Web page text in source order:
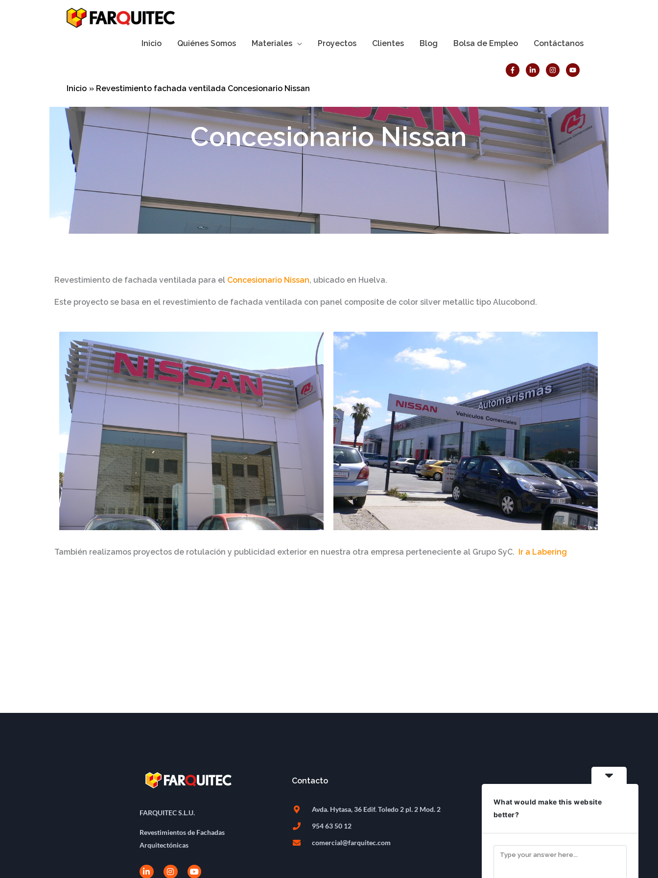
Inicio
Quiénes Somos Materiales Proyectos Clientes Blog Bolsa de Empleo Contáctanos
Inicio Revestimiento fachada ventilada Concesionario Nissan
Concesionario Nissan
Revestimiento de fachada ventilada para el Concesionario Nissan, ubicado en Huelva.
Este proyecto se basa en el revestimiento de fachada ventilada con panel composite de color silver metallic tipo Alucobond.
También realizamos proyectos de rotulación y publicidad exterioren nuestra otra empresa perteneciente al Grupo SyC. Ir a Labering
FARQUITEC S.L.U.
Revestimientos de Fachadas
Arquitectónicas
L
i
I
n
Y
o
Contacto
Avda. Hytasa, 36 Edif. Toledo 2 pl. 2 Mod. 2
954 63 50 12
comercial@farquitec.com
What would make this website
better?